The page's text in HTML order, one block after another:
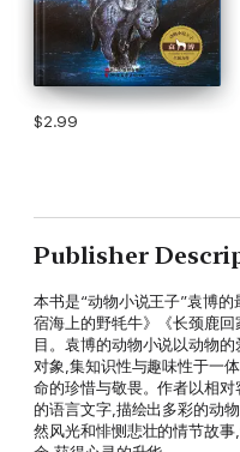
$2.99
Publisher
本书是“动物小说王子”袁博
宿海上的野牦牛》《长颈鹿
目。袁博的动物小说以动物
对象,集知识性与趣味性于一
命的珍惜与敬畏。作者以相
的语言文字,描绘出多彩的动
然风光和悱恻悲壮的情节故